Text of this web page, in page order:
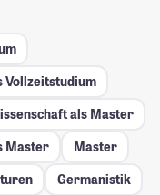
als Master
Master
Master
Germanistik